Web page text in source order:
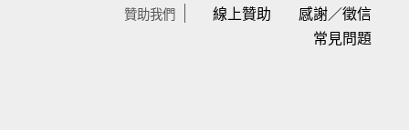
贊助我們 線上贊助
感謝／徵信
常見問題